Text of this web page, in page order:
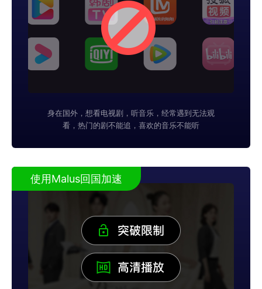
身在国外，想看电视剧，听音乐，经常遇到无法观
看，热门的剧不能追，喜欢的音乐不能听
使用Malus回国加速